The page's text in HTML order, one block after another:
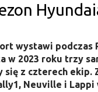
wystawi podczas
w 2023 roku trzy
się z czterech ekip.
Neuville i Lappi